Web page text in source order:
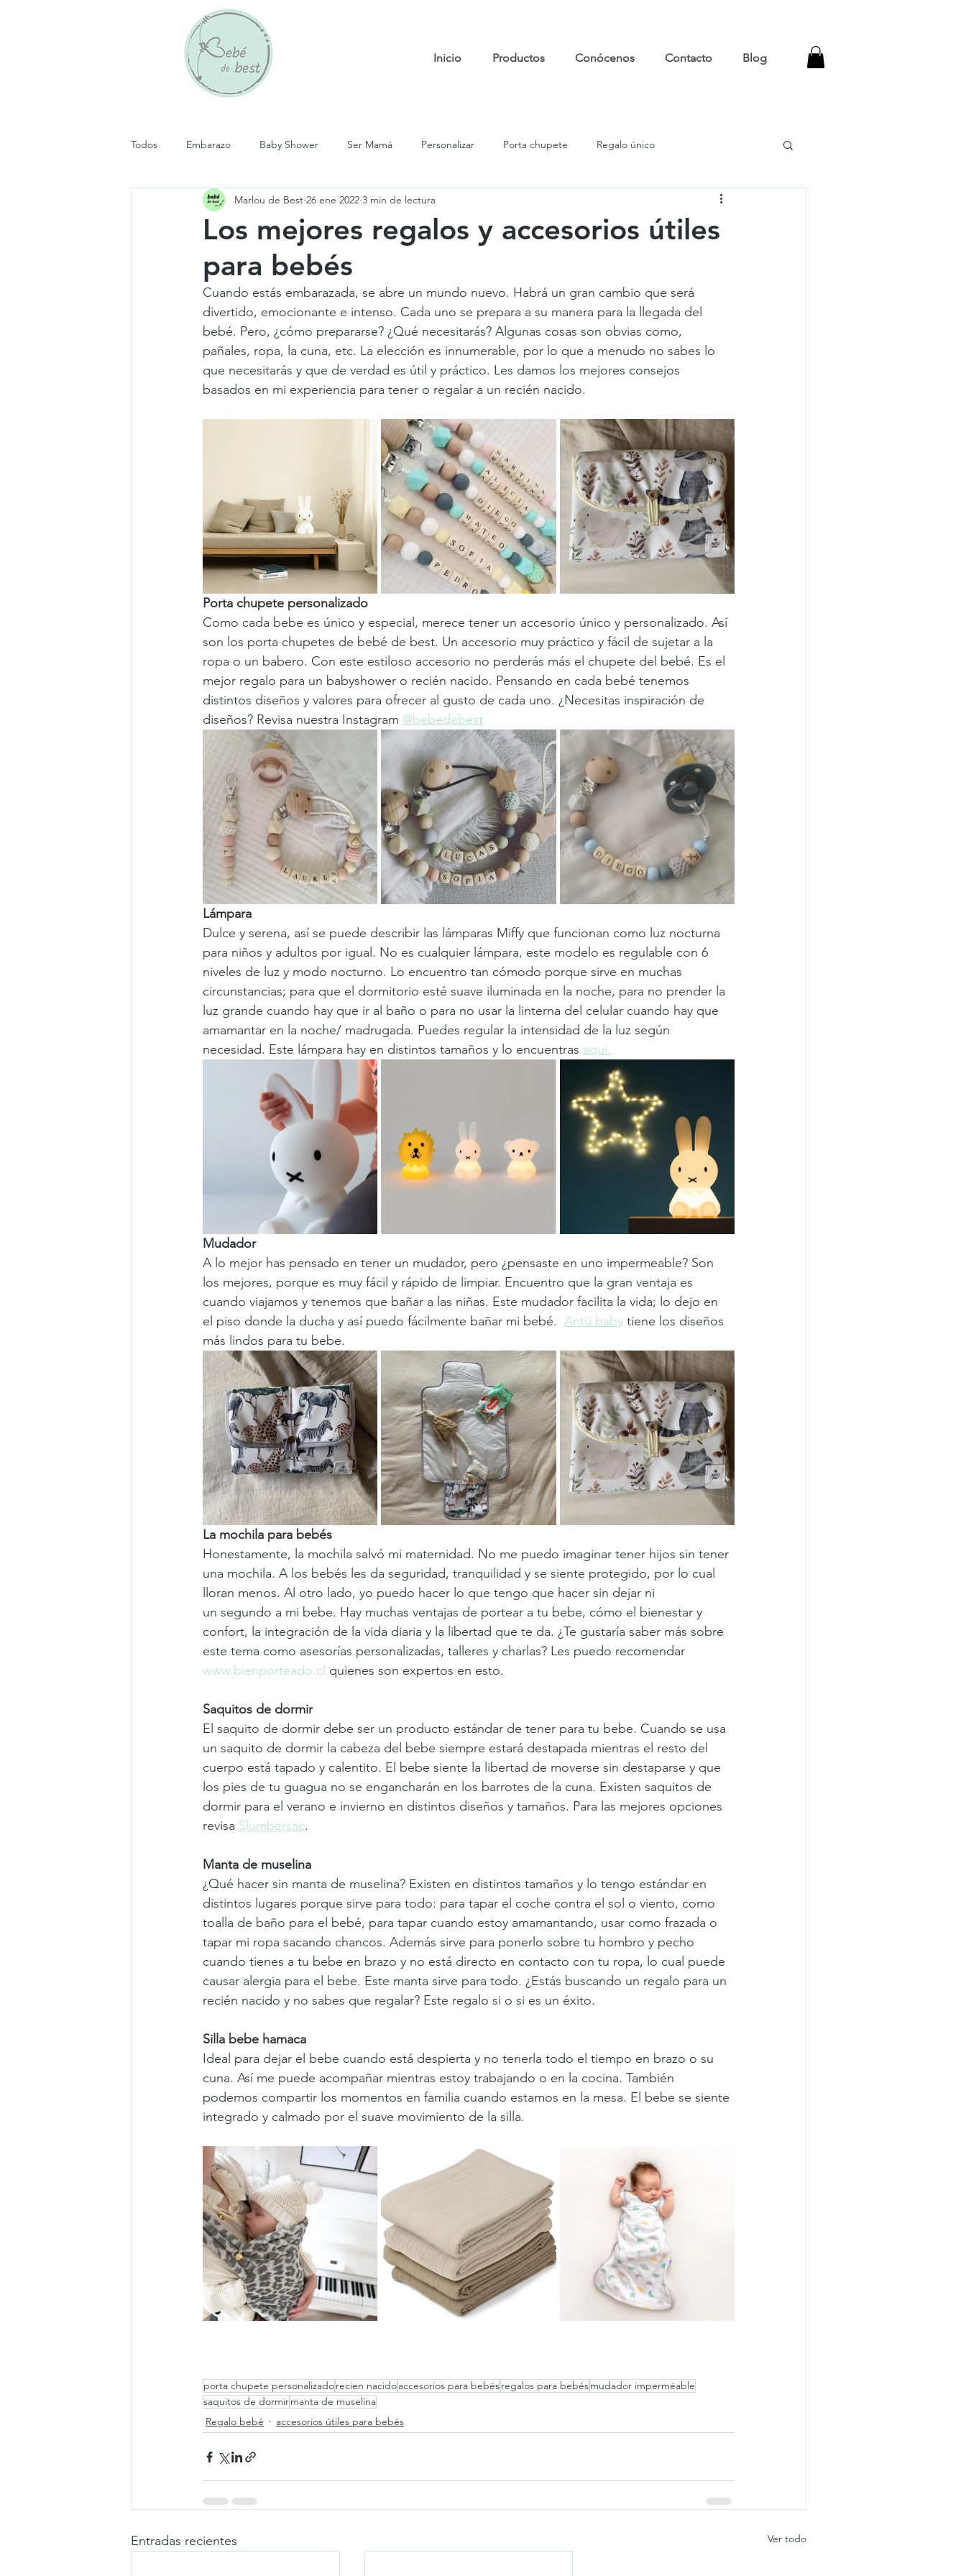
Inicio Productos Conócenos Contacto Blog
Todos Embarazo Baby Shower Ser Mamá Personalizar Porta chupete Regalo único
Personalizar regalo bebé Maternidad Regalo bebé Póster de nacimiento
Los mejores regalos y accesorios útiles
para bebés
Marlou de Best 26 ene 2022 3 min de lectura
Cuando estás embarazada, se abre un mundo nuevo. Habrá un gran cambio que será
divertido, emocionante e intenso. Cada uno se prepara a su manera para la llegada del
bebé. Pero, ¿cómo prepararse? ¿Qué necesitarás? Algunas cosas son obvias como,
pañales, ropa, la cuna, etc. La elección es innumerable, por lo que a menudo no sabes lo
que necesitarás y que de verdad es útil y práctico. Les damos los mejores consejos
basados en mi experiencia para tener o regalar a un recién nacido.
Porta chupete personalizado
Como cada bebe es único y especial, merece tener un accesorio único y personalizado. Así
son los porta chupetes de bebé de best. Un accesorio muy práctico y fácil de sujetar a la
ropa o un babero. Con este estiloso accesorio no perderás más el chupete del bebé. Es el
mejor regalo para un babyshower o recién nacido. Pensando en cada bebé tenemos
distintos diseños y valores para ofrecer al gusto de cada uno. ¿Necesitas inspiración de
diseños? Revisa nuestra Instagram @bebedebest
Lámpara
Dulce y serena, así se puede describir las lámparas Miffy que funcionan como luz nocturna
para niños y adultos por igual. No es cualquier lámpara, este modelo es regulable con 6
niveles de luz y modo nocturno. Lo encuentro tan cómodo porque sirve en muchas
circunstancias; para que el dormitorio esté suave iluminada en la noche, para no prender la
luz grande cuando hay que ir al baño o para no usar la linterna del celular cuando hay que
amamantar en la noche/ madrugada. Puedes regular la intensidad de la luz según
necesidad. Este lámpara hay en distintos tamaños y lo encuentras aqui.
Mudador
A lo mejor has pensado en tener un mudador, pero ¿pensaste en uno impermeable? Son
los mejores, porque es muy fácil y rápido de limpiar. Encuentro que la gran ventaja es
cuando viajamos y tenemos que bañar a las niñas. Este mudador facilita la vida; lo dejo en
el piso donde la ducha y así puedo fácilmente bañar mi bebé. Antü baby tiene los diseños
más lindos para tu bebe.
La mochila para bebés
Honestamente, la mochila salvó mi maternidad. No me puedo imaginar tener hijos sin tener
una mochila. A los bebés les da seguridad, tranquilidad y se siente protegido, por lo cual
lloran menos. Al otro lado, yo puedo hacer lo que tengo que hacer sin dejar ni
un segundo a mi bebe. Hay muchas ventajas de portear a tu bebe, cómo el bienestar y
confort, la integración de la vida diaria y la libertad que te da. ¿Te gustaría saber más sobre
este tema como asesorías personalizadas, talleres y charlas? Les puedo recomendar
www.bienporteado.cl quienes son expertos en esto.
Saquitos de dormir
El saquito de dormir debe ser un producto estándar de tener para tu bebe. Cuando se usa
un saquito de dormir la cabeza del bebe siempre estará destapada mientras el resto del
cuerpo está tapado y calentito. El bebe siente la libertad de moverse sin destaparse y que
los pies de tu guagua no se engancharán en los barrotes de la cuna. Existen saquitos de
dormir para el verano e invierno en distintos diseños y tamaños. Para las mejores opciones
revisa Slumbersac.
Manta de muselina
¿Qué hacer sin manta de muselina? Existen en distintos tamaños y lo tengo estándar en
distintos lugares porque sirve para todo: para tapar el coche contra el sol o viento, como
toalla de baño para el bebé, para tapar cuando estoy amamantando, usar como frazada o
tapar mi ropa sacando chancos. Además sirve para ponerlo sobre tu hombro y pecho
cuando tienes a tu bebe en brazo y no está directo en contacto con tu ropa, lo cual puede
causar alergia para el bebe. Este manta sirve para todo. ¿Estás buscando un regalo para un
recién nacido y no sabes que regalar? Este regalo si o si es un éxito.
Silla bebe hamaca
Ideal para dejar el bebe cuando está despierta y no tenerla todo el tiempo en brazo o su
cuna. Así me puede acompañar mientras estoy trabajando o en la cocina. También
podemos compartir los momentos en familia cuando estamos en la mesa. El bebe se siente
integrado y calmado por el suave movimiento de la silla.
porta chupete personalizadorecien nacidoaccesorios para bebésregalos para bebésmudador imperméable
saquitos de dormirmanta de muselina
Regalo bebé
accesorios útiles para bebés
Entradas recientes Ver todo